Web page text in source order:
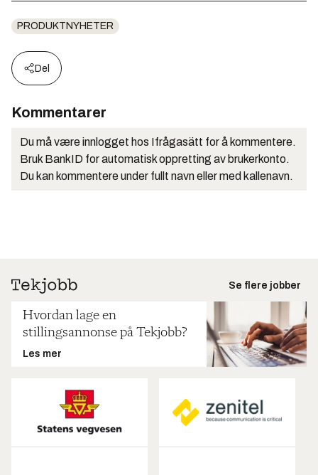
PRODUKTNYHETER
Del
Kommentarer
Du må være innlogget hos Ifrågasätt for å kommentere.
Bruk BankID for automatisk oppretting av brukerkonto.
Du kan kommentere under fullt navn eller med kallenavn.
Se flere jobber
Hvordan lage en
stillingsannonse på Tekjobb?
Les mer